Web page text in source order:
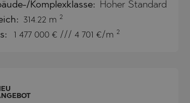
Komplexklasse: Hoher Standard
314.22 m 2
1 477 000 € /// 4 701 €/m 2